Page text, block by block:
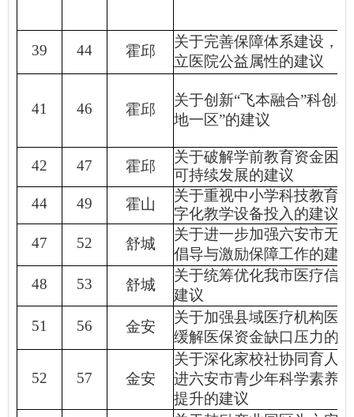
39 44 霍邱
关于完善保障体系建设，
立医院公益属性的建议
41 46 霍邱
关于创新“飞本融合”科创
地一区”的建议
42 47 霍邱
关于破解学前教育资金困
可持续发展的建议
44
49 霍山
关于重视中小学科技教育
字化教学设备投入的建议
47
52 舒城
关于进一步加强六安市无
倡导与激励保障工作的建议
48
53 舒城
关于统筹优化我市医疗信
建议
51
56 金安
关于加强县域医疗机构医
缓解医保资金缺口压力的
52 57 金安
关于深化家校社协同育人
进六安市青少年科学素养
提升的建议